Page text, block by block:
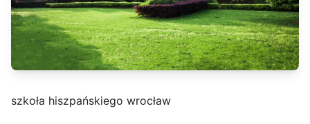
szkoła hiszpańskiego wrocław